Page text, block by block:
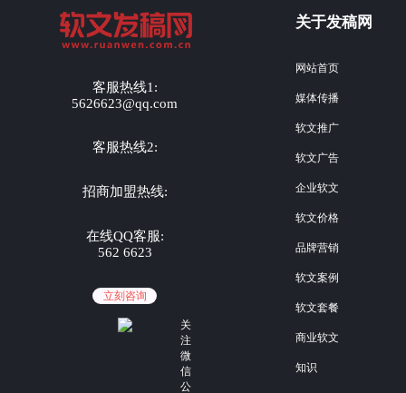
客服热线1:
5626623@qq.com
客服热线2:
招商加盟热线:
在线QQ客服:
562 6623
立刻咨询
关
注
微
信
公
关于发稿网
网站首页
媒体传播
软文推广
软文广告
企业软文
软文价格
品牌营销
软文案例
软文套餐
商业软文
知识